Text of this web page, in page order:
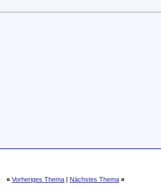
« Vorheriges Thema | Nächstes Thema »